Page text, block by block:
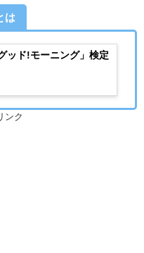
は
ッド!モーニング」検定
ンク